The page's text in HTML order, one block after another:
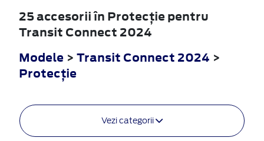
25 accesorii în Protecţie pentru
Transit Connect 2024
Modele > Transit Connect 2024 >
Protecţie
Vezi categorii